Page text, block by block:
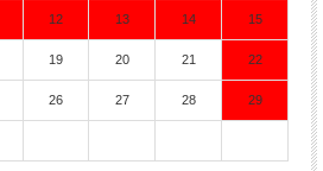
12 13 14 15
19 20 21 22
26 27 28 29